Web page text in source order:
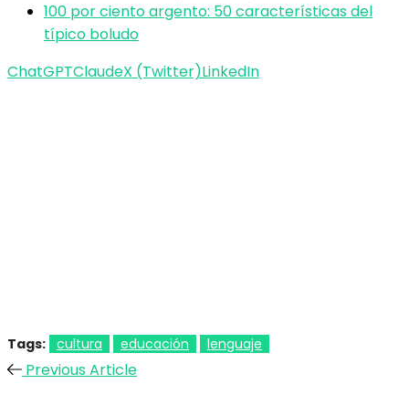
100 por ciento argento: 50 características del
típico boludo
ChatGPTClaudeX (Twitter)LinkedIn
Tags: cultura educación lenguaje
Previous Article